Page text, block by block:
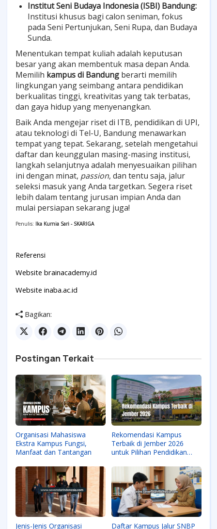
Institut Seni Budaya Indonesia (ISBI) Bandung:
Institusi khusus bagi calon seniman, fokus
pada Seni Pertunjukan, Seni Rupa, dan Budaya
Sunda.
Menentukan tempat kuliah adalah keputusan
besar yang akan membentuk masa depan Anda.
Memilih kampus di Bandung berarti memilih
lingkungan yang seimbang antara pendidikan
berkualitas tinggi, kreativitas yang tak terbatas,
dan gaya hidup yang menyenangkan.
Baik Anda mengejar riset di ITB, pendidikan di UPI,
atau teknologi di Tel-U, Bandung menawarkan
tempat yang tepat. Sekarang, setelah mengetahui
daftar dan keunggulan masing-masing institusi,
langkah selanjutnya adalah menyesuaikan pilihan
ini dengan minat, passion, dan tentu saja, jalur
seleksi masuk yang Anda targetkan. Segera riset
lebih dalam tentang jurusan impian Anda dan
mulai persiapan sekarang juga!
Penulis: Ika Kurnia Sari - SKARIGA
Referensi
Website brainacademy.id
Website inaba.ac.id
Bagikan:
Postingan Terkait
Organisasi Mahasiswa
Ekstra Kampus Fungsi,
Manfaat dan Tantangan
Rekomendasi Kampus
Terbaik di Jember 2026
untuk Pilihan Pendidikan
Jenis-Jenis Organisasi Daftar Kampus Jalur SNBP